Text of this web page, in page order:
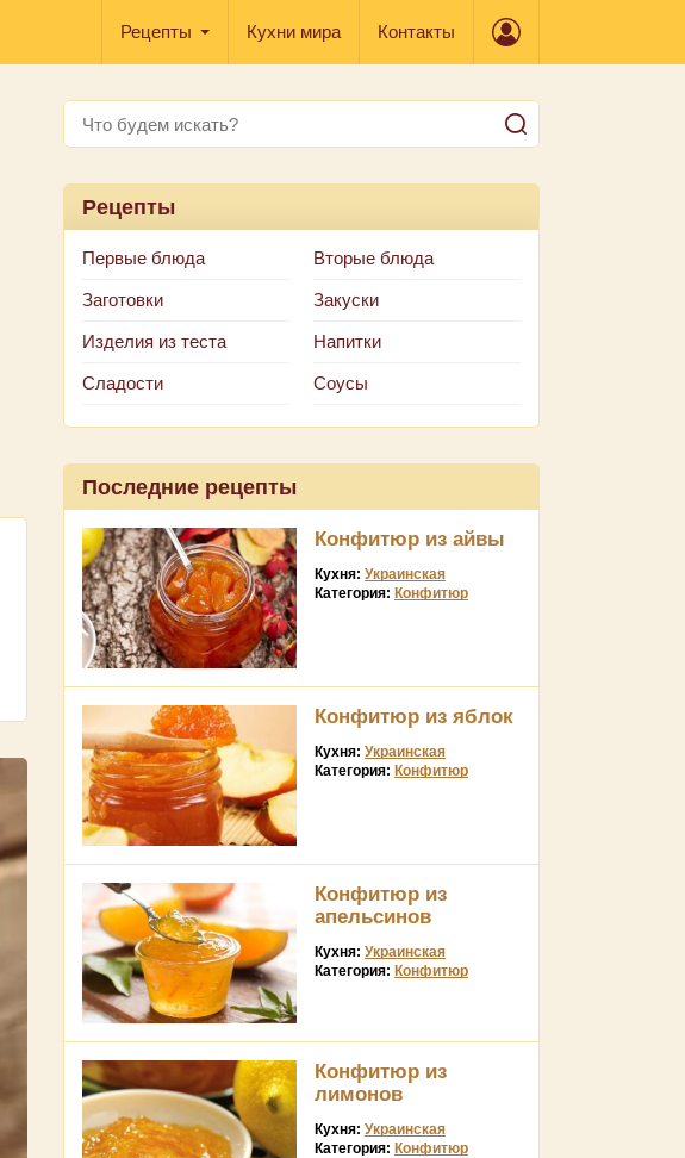
Рецепты Кухни мира Контакты
Рецепты
Первые блюда Вторые блюда
Заготовки Закуски
Изделия из теста Напитки
Сладости Соусы
Последние рецепты
Конфитюр из айвы
Кухня: Украинская
Категория: Конфитюр
Конфитюр из яблок
Кухня: Украинская
Категория: Конфитюр
Конфитюр из
апельсинов
Кухня: Украинская
Категория: Конфитюр
Конфитюр из
лимонов
Кухня: Украинская
Категория: Конфитюр